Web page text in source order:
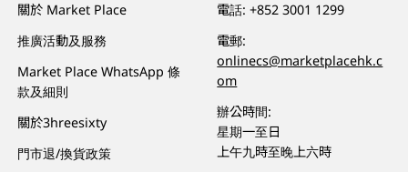
關於 Market Place
推廣活動及服務
Market Place WhatsApp 條
款及細則
關於3hreesixty
門市退/換貨政策
電話:+852 3001 1299
電郵:
onlinecs@marketplacehk.c
om
辦公時間:
星期一至日
上午九時至晚上六時